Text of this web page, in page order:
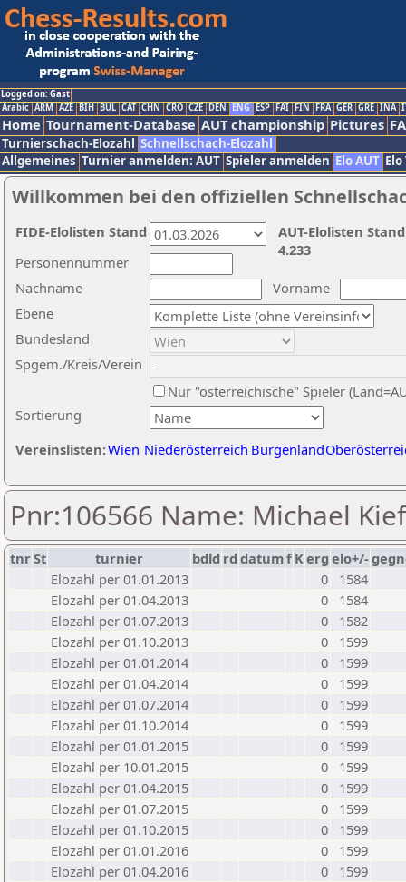
Logged on: Gast
Arabic ARM AZE BIH BUL CAT CHN CRO CZE DEN ENG ESP FAI FIN FRA GER GRE INA
Home Tournament-Database AUT championship Pictures
Turnierschach-Elozahl Schnellschach-Elozahl
Allgemeines Turnier anmelden: AUT Spieler anmelden Elo AUT
Willkommen bei den offiziellen
Nachname
Vorname
Ebene
Sortierung
Personennummer
Bundesland
Spgem./Kreis/Verein
Nur "österreichische" Spieler
Vereinslisten:Wien Niederösterreich Burgenland
AUT-Elolisten
4.233
FIDE-Elolisten Stand
Pnr:106566 Name: Michael
tnrSt turnier bdld rd datumf Kerg elo+/-
Elozahl per 01.01.2013
0
1584
Elozahl per 01.04.2013
0
1584
Elozahl per 01.07.2013
0
1582
Elozahl per 01.10.2013
0
1599
Elozahl per 01.01.2014
0
1599
Elozahl per 01.04.2014
0
1599
Elozahl per 01.07.2014
0
1599
Elozahl per 01.10.2014
0
1599
Elozahl per 01.01.2015
0
1599
Elozahl per 10.01.2015
0
1599
Elozahl per 01.04.2015
0
1599
Elozahl per 01.07.2015
0
1599
Elozahl per 01.10.2015
0
1599
Elozahl per 01.01.2016
0
1599
Elozahl per 01.04.2016
0
1599